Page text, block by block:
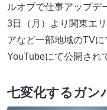
ルオブで仕事アップデ
3日（月）より関東エ
アなど一部地域のTV
YouTubeにて公開され
七変化するガン